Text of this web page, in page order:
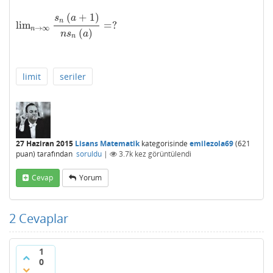
limn→∞
sn (a + 1)
nsn (a)
=?
limn→∞s n(a+1)nsn(a =?
limit seriler
27 Haziran 2015 Lisans Matematikkategorisinde emilezola69(621
puan) tarafından soruldu | 3.7k kez görüntülendi
Cevap Yorum
2 Cevaplar
1
0